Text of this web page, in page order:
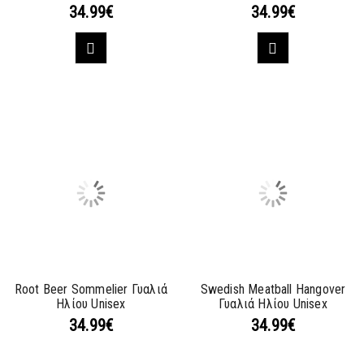
34.99€ 34.99€
Root Beer Sommelier Γυαλιά
Ηλίου Unisex
34.99€
Swedish Meatball Hangover
Γυαλιά Ηλίου Unisex
34.99€